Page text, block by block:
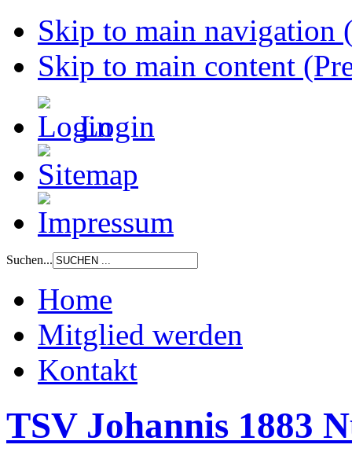
Skip to main navigation
Skip to main content
Login
Suchen...
Home
Mitglied werden
Kontakt
TSV Johannis 1883